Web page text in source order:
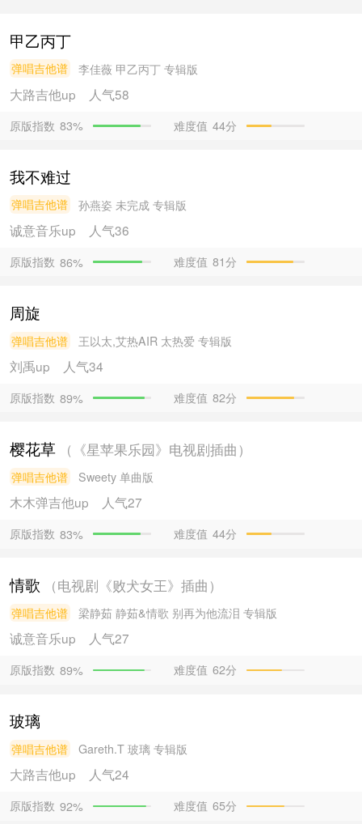
甲乙丙丁
弹唱吉他谱 李佳薇 甲乙丙丁 专辑版
大路吉他up 人气58
原版指数 83% 难度值 44分
我不难过
弹唱吉他谱 孙燕姿 未完成 专辑版
诚意音乐up 人气36
原版指数 86% 难度值 81分
周旋
弹唱吉他谱 王以太,艾热AIR 太热爱 专辑版
刘禹up 人气34
原版指数 89% 难度值 82分
樱花草 （《星苹果乐园》电视剧插曲）
弹唱吉他谱 Sweety 单曲版
木木弹吉他up 人气27
原版指数 83% 难度值 44分
情歌 （电视剧《败犬女王》插曲）
弹唱吉他谱 梁静茹 静茹&情歌 别再为他流泪 专辑版
诚意音乐up 人气27
原版指数 89% 难度值 62分
玻璃
弹唱吉他谱 Gareth.T 玻璃 专辑版
大路吉他up 人气24
原版指数 92% 难度值 65分